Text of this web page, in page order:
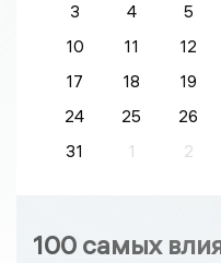
3
4 5
10
11 12
17
18 19
24
25 26
31
1 2
100 самых